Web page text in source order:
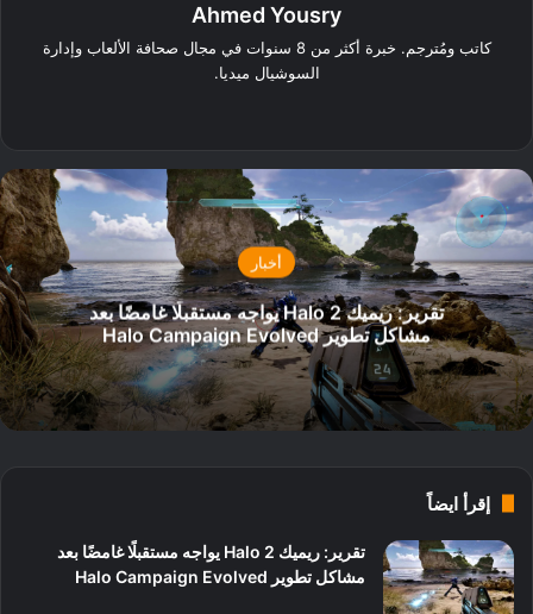
Ahmed Yousry
كاتب ومُترجم. خبرة أكثر من 8 سنوات في مجال صحافة الألعاب وإدارة
السوشيال ميديا.
أخبار
تقرير: ريميك Halo 2 يواجه مستقبلًا غامضًا بعد
مشاكل تطوير Halo Campaign Evolved
إقرأ ايضاً
تقرير: ريميك Halo 2 يواجه مستقبلًا غامضًا بعد
مشاكل تطوير Halo Campaign Evolved